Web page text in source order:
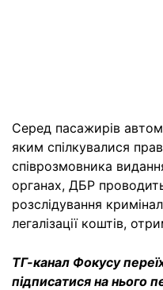
Серед пасажирів
яким спілкувалися
співрозмовника
органах, ДБР
розслідування
легалізації коштів,
ТГ-канал Фокусу
підписатися на нього